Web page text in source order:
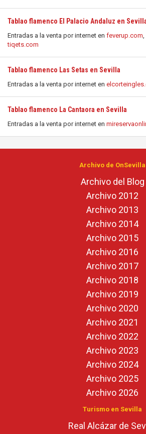
Tablao flamenco El Palacio Andaluz en
Entradas a la venta por internet en feverup.com,
tiqets.com
Tablao flamenco Las Setas en Sevilla
Entradas a la venta por internet en
Tablao flamenco La Cantaora en Sevilla
Entradas a la venta por internet en
Archivo de OnSevilla
Archivo del Blog
Archivo 2012
Archivo 2013
Archivo 2014
Archivo 2015
Archivo 2016
Archivo 2017
Archivo 2018
Archivo 2019
Archivo 2020
Archivo 2021
Archivo 2022
Archivo 2023
Archivo 2024
Archivo 2025
Archivo 2026
Turismo en Sevilla
Real Alcázar de